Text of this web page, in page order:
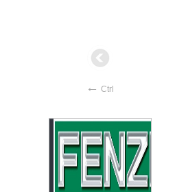
← Ctrl